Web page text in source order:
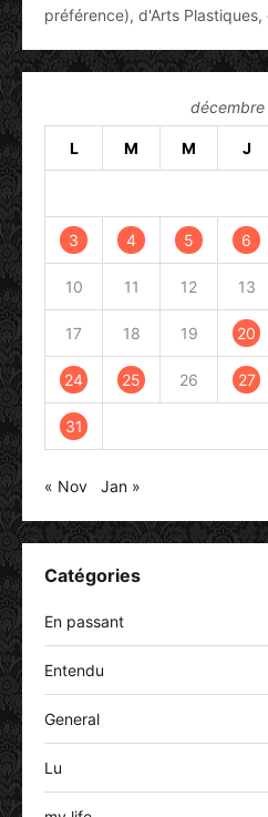
préférence), d'Arts
L M M J
3 4 5 6
10 11 12 13
17 18 19 20
24 25 26 27
31
« Nov Jan »
Catégories
En passant
Entendu
General
Lu